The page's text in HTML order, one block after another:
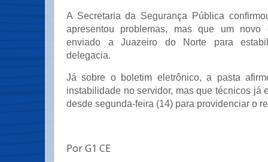
A Secretaria da Segurança Pública
apresentou problemas, mas que um novo
enviado a Juazeiro do Norte para
delegacia.
Já sobre o boletim eletrônico, a pasta
instabilidade no servidor, mas que técnicos já
desde segunda-feira (14) para providenciar o
Por G1 CE